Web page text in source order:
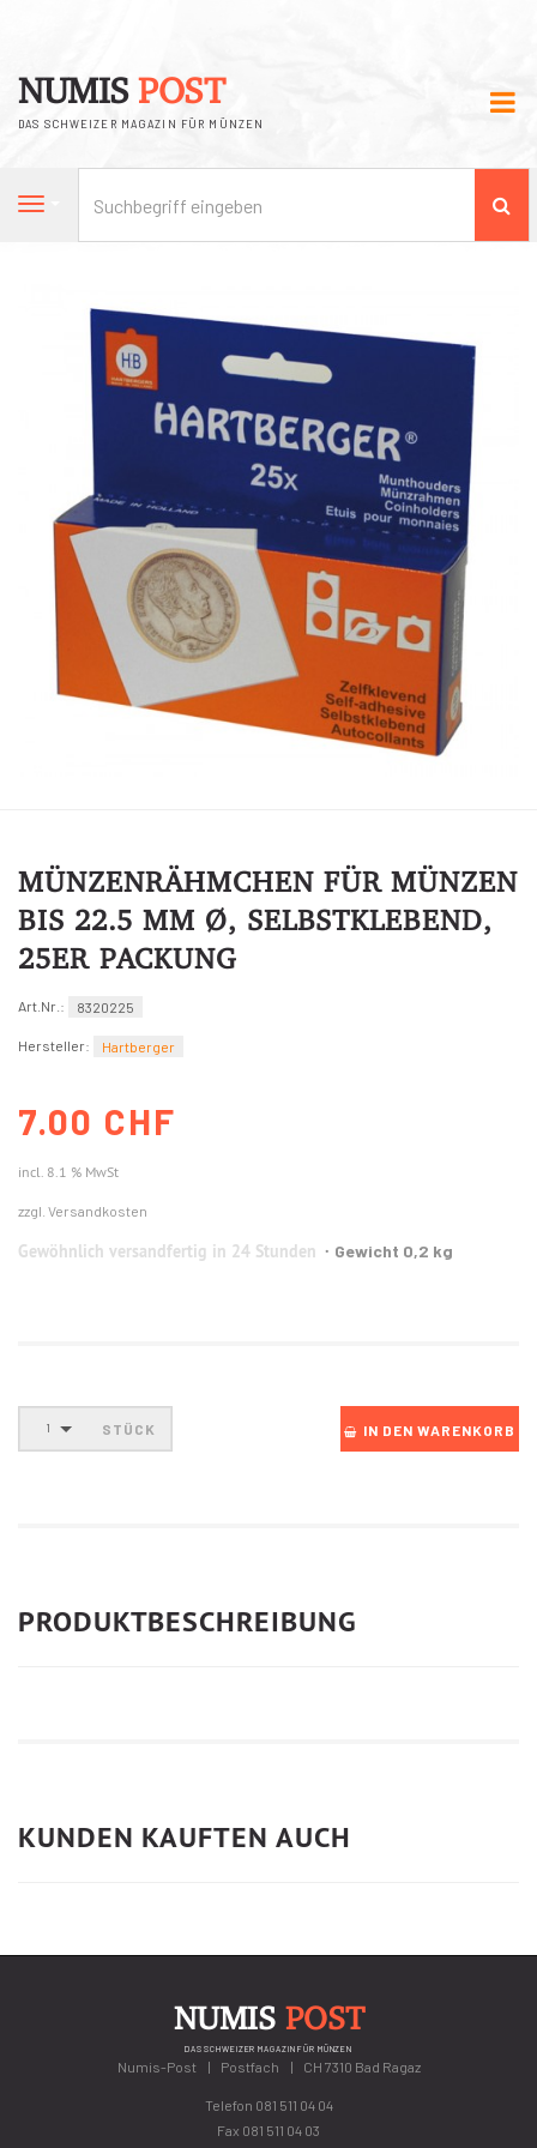
NUMIS POST
DAS SCHWEIZER MAGAZIN FÜR MÜNZEN
Navigation
MÜNZENRÄHMCHEN FÜR MÜNZEN
BIS 22.5 MM Ø, SELBSTKLEBEND,
25ER PACKUNG
Art.Nr.: 8320225
Hersteller: Hartberger
7.00 CHF
incl. 8.1 % MwSt
zzgl. Versandkosten
Gewöhnlich versandfertig in 24 Stunden Gewicht 0,2 kg
1 STÜCK IN DEN WARENKORB
PRODUKTBESCHREIBUNG
KUNDEN KAUFTEN AUCH
NUMIS POST
DAS SCHWEIZER MAGAZIN FÜR MÜNZEN
Numis-Post Postfach CH 7310 Bad Ragaz
Telefon 081 511 04 04
Fax 081 511 04 03